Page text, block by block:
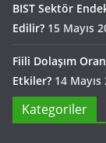
BIST Sektör
Edilir? 15 Mayıs
Fiili Dolaşım
Etkiler? 14 Mayıs
Kategoriler